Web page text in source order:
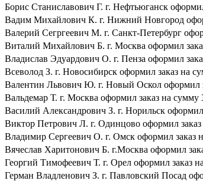
Борис Станиславович Г. г. Нефтьюганск
Вадим Михайлович К. г. Нижний Новгород
Валерий Сегргеевич М. г. Санкт-Петербург
Виталий Михайлович Б. г. Москва оформил
Владислав Эдуардович О. г. Пенза оформил
Всеволод З. г. Новосибирск оформил заказ на
Валентин Львович Ю. г. Новый Оскол оформил
Вальдемар Т. г. Москва оформил заказ на сумму
Василий Александрович З. г. Норильск
Виктор Петрович Л. г. Одинцово оформил
Владимир Сергеевич О. г. Омск оформил заказ
Вячеслав Харитонович Б. г.Москва оформил
Георгий Тимофеевич Т. г. Орел оформил заказ
Герман Владленович З. г. Павловский Посад